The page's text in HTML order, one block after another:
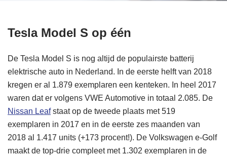
Tesla Model S op één
De Tesla Model S is nog altijd de populairste batterij
elektrische auto in Nederland. In de eerste helft van 2018
kregen er al 1.879 exemplaren een kenteken. In heel 2017
waren dat er volgens VWE Automotive in totaal 2.085. De
Nissan Leafstaat op de tweede plaats met 519
exemplaren in 2017 en in de eerste zes maanden van
2018 al 1.417 units (+173 procent!). De Volkswagen e-Golf
maakt de top-drie compleet met 1.302 exemplaren in de